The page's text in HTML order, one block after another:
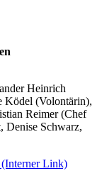
Heinrich
Ködel (Volontärin),
Reimer (Chef
Denise Schwarz,
(Interner Link)